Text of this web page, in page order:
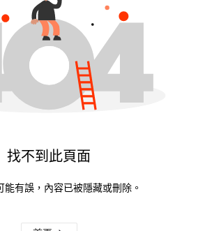
找不到此頁面
能有誤，內容已被隱藏或刪除。